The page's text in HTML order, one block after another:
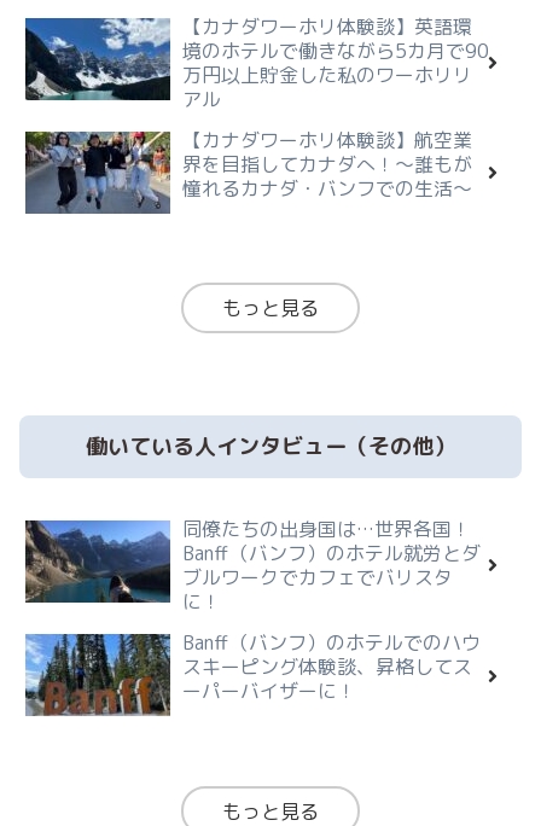
【カナダワーホリ体験談】英語環
境のホテルで働きながら5カ月で90
万円以上貯金した私のワーホリリ
アル
【カナダワーホリ体験談】航空業
界を目指してカナダへ！～誰もが
憧れるカナダ・バンフでの生活～
もっと見る
働いている人インタビュー（その他）
同僚たちの出身国は…世界各国！
Banff（バンフ）のホテル就労とダ
ブルワークでカフェでバリスタ
に！
Banff（バンフ）のホテルでのハウ
スキーピング体験談、昇格してス
ーパーバイザーに！
もっと見る